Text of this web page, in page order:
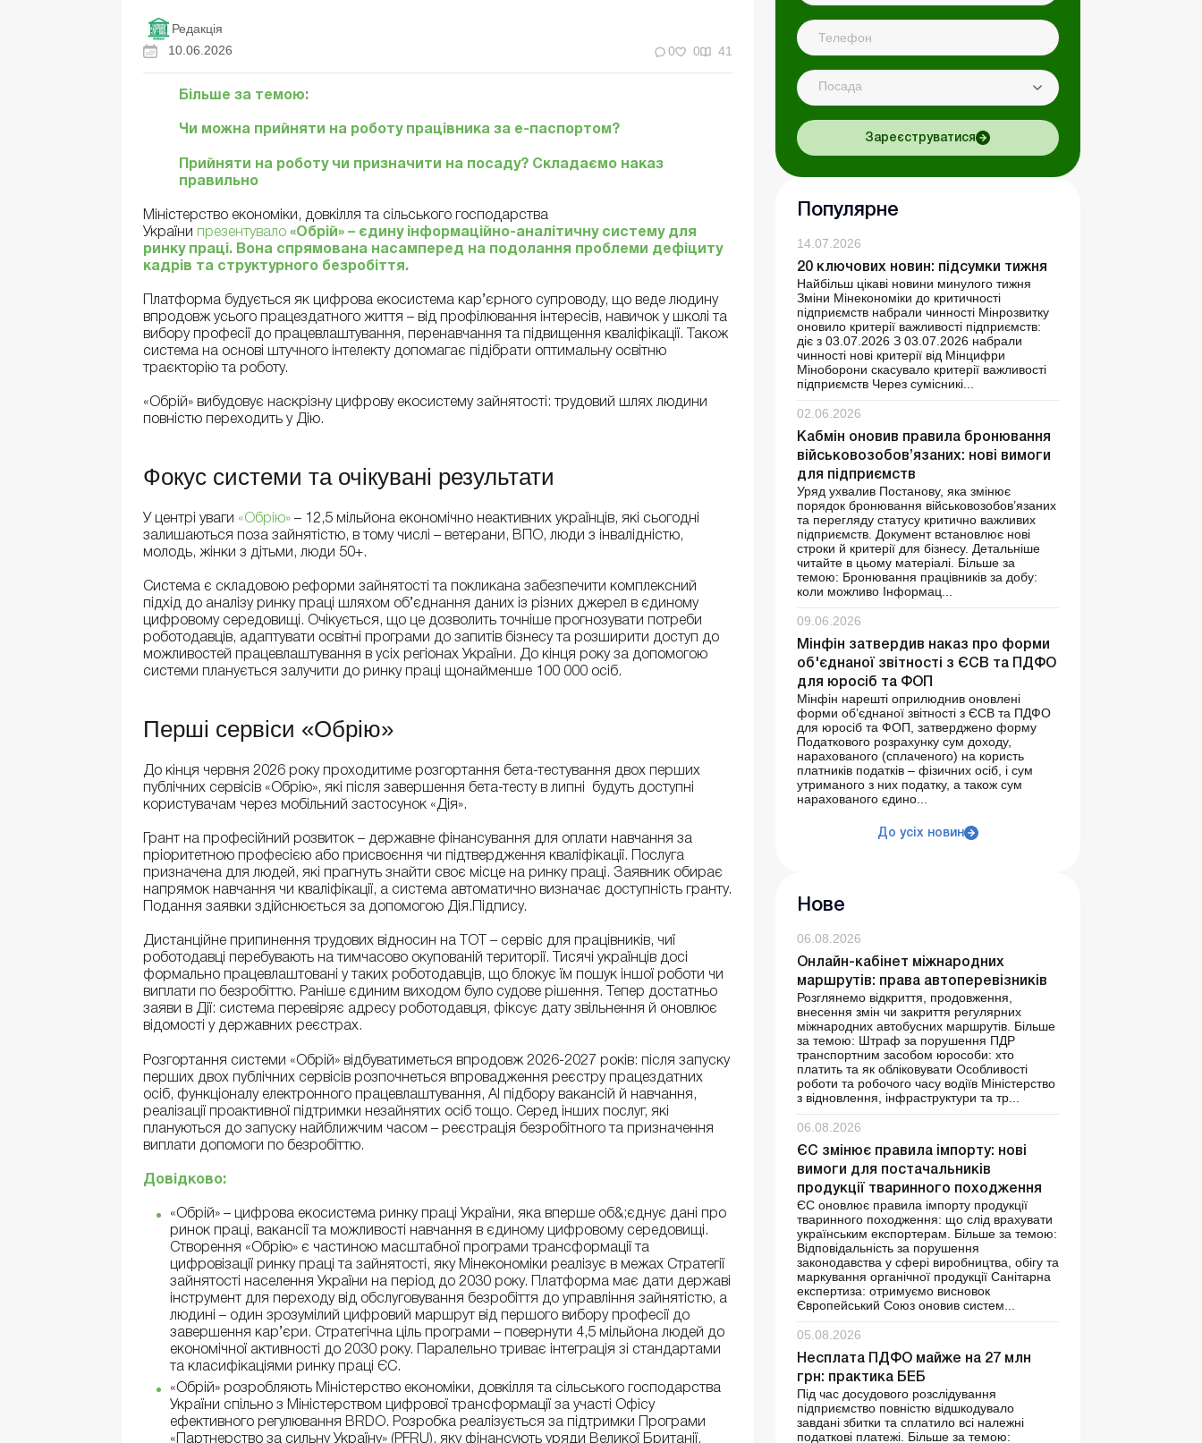
Редакція
10.06.2026
0 0 41
Більше за темою:
Чи можна прийняти на роботу працівника за е-паспортом?
Прийняти на роботу чи призначити на посаду? Складаємо наказ
правильно
Міністерство економіки, довкілля та сільського господарства
України презентувало «Обрій» – єдину інформаційно-аналітичну систему для
ринку праці. Вона спрямована насамперед на подолання проблеми дефіциту
кадрів та структурного безробіття.
Платформа будується як цифрова екосистема кар’єрного супроводу, що веде людину
впродовж усього працездатного життя – від профілювання інтересів, навичок у школі та
вибору професії до працевлаштування, перенавчання та підвищення кваліфікації. Також
система на основі штучного інтелекту допомагає підібрати оптимальну освітню
траєкторію та роботу.
«Обрій» вибудовує наскрізну цифрову екосистему зайнятості: трудовий шлях людини
повністю переходить у Дію.
Фокус системи та очікувані результати
У центрі уваги «Обрію» – 12,5 мільйона економічно неактивних українців, які сьогодні
залишаються поза зайнятістю, в тому числі – ветерани, ВПО, люди з інвалідністю,
молодь, жінки з дітьми, люди 50+.
Система є складовою реформи зайнятості та покликана забезпечити комплексний
підхід до аналізу ринку праці шляхом об’єднання даних із різних джерел в єдиному
цифровому середовищі. Очікується, що це дозволить точніше прогнозувати потреби
роботодавців, адаптувати освітні програми до запитів бізнесу та розширити доступ до
можливостей працевлаштування в усіх регіонах України. До кінця року за допомогою
системи планується залучити до ринку праці щонайменше 100 000 осіб.
Перші сервіси «Обрію»
До кінця червня 2026 року проходитиме розгортання бета-тестування двох перших
публічних сервісів «Обрію», які після завершення бета-тесту в липні будуть доступні
користувачам через мобільний застосунок «Дія».
Грант на професійний розвиток – державне фінансування для оплати навчання за
пріоритетною професією або присвоєння чи підтвердження кваліфікації. Послуга
призначена для людей, які прагнуть знайти своє місце на ринку праці. Заявник обирає
напрямок навчання чи кваліфікації, а система автоматично визначає доступність гранту.
Подання заявки здійснюється за допомогою Дія.Підпису.
Дистанційне припинення трудових відносин на ТОТ – сервіс для працівників, чиї
роботодавці перебувають на тимчасово окупованій території. Тисячі українців досі
формально працевлаштовані у таких роботодавців, що блокує їм пошук іншої роботи чи
виплати по безробіттю. Раніше єдиним виходом було судове рішення. Тепер достатньо
заяви в Дії: система перевіряє адресу роботодавця, фіксує дату звільнення й оновлює
відомості у державних реєстрах.
Розгортання системи «Обрій» відбуватиметься впродовж 2026-2027 років: після запуску
перших двох публічних сервісів розпочнеться впровадження реєстру працездатних
осіб, функціоналу електронного працевлаштування, AI підбору вакансій й навчання,
реалізації проактивної підтримки незайнятих осіб тощо. Серед інших послуг, які
плануються до запуску найближчим часом – реєстрація безробітного та призначення
виплати допомоги по безробіттю.
Довідково:
«Обрій» – цифрова екосистема ринку праці України, яка вперше об&;єднує дані про
ринок праці, вакансії та можливості навчання в єдиному цифровому середовищі.
Створення «Обрію» є частиною масштабної програми трансформації та
цифровізації ринку праці та зайнятості, яку Мінекономіки реалізує в межах Стратегії
зайнятості населення України на період до 2030 року. Платформа має дати державі
інструмент для переходу від обслуговування безробіття до управління зайнятістю, а
людині – один зрозумілий цифровий маршрут від першого вибору професії до
завершення кар’єри. Стратегічна ціль програми – повернути 4,5 мільйона людей до
економічної активності до 2030 року. Паралельно триває інтеграція зі стандартами
та класифікаціями ринку праці ЄС.
«Обрій» розробляють Міністерство економіки, довкілля та сільського господарства
України спільно з Міністерством цифрової трансформації за участі Офісу
ефективного регулювання BRDO. Розробка реалізується за підтримки Програми
«Партнерство за сильну Україну» (PFRU), яку фінансують уряди Великої Британії,
Посада
Зареєструватися
Популярне
14.07.2026
20 ключових новин: підсумки тижня
Найбільш цікаві новини минулого тижня
Зміни Мінекономіки до критичності
підприємств набрали чинності Мінрозвитку
оновило критерії важливості підприємств:
діє з 03.07.2026 З 03.07.2026 набрали
чинності нові критерії від Мінцифри
Міноборони скасувало критерії важливості
підприємств Через сумісникі...
02.06.2026
Кабмін оновив правила бронювання
військовозобов’язаних: нові вимоги
для підприємств
Уряд ухвалив Постанову, яка змінює
порядок бронювання військовозобов’язаних
та перегляду статусу критично важливих
підприємств. Документ встановлює нові
строки й критерії для бізнесу. Детальніше
читайте в цьому матеріалі. Більше за
темою: Бронювання працівників за добу:
коли можливо Інформац...
09.06.2026
Мінфін затвердив наказ про форми
об'єднаної звітності з ЄСВ та ПДФО
для юросіб та ФОП
Мінфін нарешті оприлюднив оновлені
форми об’єднаної звітності з ЄСВ та ПДФО
для юросіб та ФОП, затверджено форму
Податкового розрахунку сум доходу,
нарахованого (сплаченого) на користь
платників податків – фізичних осіб, і сум
утриманого з них податку, а також сум
нарахованого єдино...
До усіх новин
Нове
06.08.2026
Онлайн-кабінет міжнародних
маршрутів: права автоперевізників
Розглянемо відкриття, продовження,
внесення змін чи закриття регулярних
міжнародних автобусних маршрутів. Більше
за темою: Штраф за порушення ПДР
транспортним засобом юрособи: хто
платить та як обліковувати Особливості
роботи та робочого часу водіїв Міністерство
з відновлення, інфраструктури та тр...
06.08.2026
ЄС змінює правила імпорту: нові
вимоги для постачальників
продукції тваринного походження
ЄС оновлює правила імпорту продукції
тваринного походження: що слід врахувати
українським експортерам. Більше за темою:
Відповідальність за порушення
законодавства у сфері виробництва, обігу та
маркування органічної продукції Санітарна
експертиза: отримуємо висновок
Європейський Союз оновив систем...
05.08.2026
Несплата ПДФО майже на 27 млн
грн: практика БЕБ
Під час досудового розслідування
підприємство повністю відшкодувало
завдані збитки та сплатило всі належні
податкові платежі. Більше за темою: